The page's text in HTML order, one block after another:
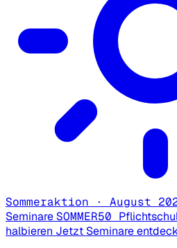
Sommeraktion · August
SeminareSOMMER50
halbieren Jetzt Seminare